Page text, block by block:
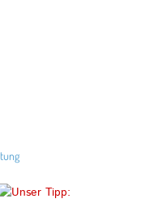
Unser Tipp: